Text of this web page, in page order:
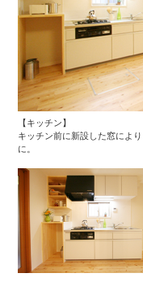
【キッチン】
キッチン前に新設した窓によ
に。